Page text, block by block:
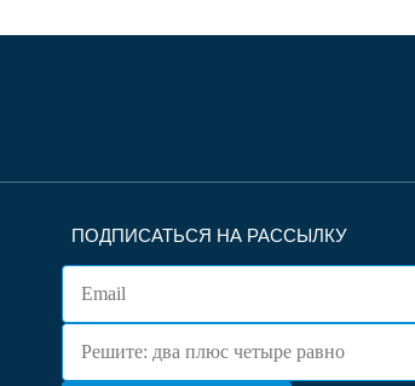
ПОДПИСАТЬСЯ НА РАССЫЛКУ